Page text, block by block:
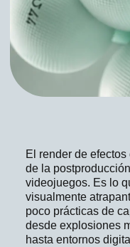
El render de
de la
videojuegos. Es lo
visualmente
poco prácticas de
desde explosiones
hasta entornos